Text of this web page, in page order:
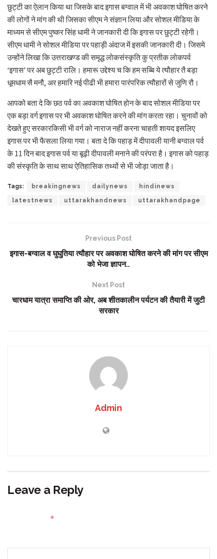
छुट्टी का ऐलान किया था जिसके बाद इगास बग्वाल में भी अवकाश घोषित करने
की लोगों ने मांग की थी जिसका सीएम ने संज्ञान लिया और सोशल मीडिया के
माध्यम से सीएम पुष्कर सिंह धामी ने जानकारी दी कि इगास पर छुट्टी रहेगी।
सीएम धामी ने सोशल मीडिया पर पहाड़ी अंदाज में इसकी जानकारी दी। जिसमे
उन्होंने लिखा कि उत्तराखण्ड की समृद्ध लोकसंस्कृति कु प्रतीक लोकपर्व
‘इगास’ पर अब छुट्टी रालि। हमारू उद्देश्य च कि हम सब्बि ये त्यौहार तै बड़ा
धूमधाम सै मनौ, अर हमारि नई पीढी भी हमारा पारंपरिक त्यौहारों से जुणि रौ।
आपको बता दे कि छठ पर्व का अवकाश घोषित होन के बाद सोशल मीडिया पर
एक बड़ा वर्ग इगास पर भी अवकाश घोषित करने की मांग करता रहा। चुनावों को
देखते हुए सरकारकिसी भी वर्ग को नाराज नहीं करना चाहती शायद इसलिए
इगास पर भी फैसला लिया गया। बता दे कि पहाड़ में दीपावली यानी बग्वाल पर्व
के 11 दिन बाद इगास पर्व या बूढ़ी दीपावली मनाने की परंपरा है। इगास को पहाड़
की संस्कृति के साथ साथ ऐतिहासिक तथ्यों से भी जोड़ा जाता है।
Tags: breakingnews dailynews hindinews
latestnews uttarakhandnews uttarakhandpage
Previous Post
इगास-बग्वाल व घुघुतिया त्यौहार पर अवकाश घोषित करने की मांग पर सीएम
को भेजा ज्ञापन..
Next Post
चारधाम यात्रा समाप्ति की ओर, अब शीतकालीन पर्यटन की तैयारी में जुटी
सरकार
Admin
Leave a Reply
*